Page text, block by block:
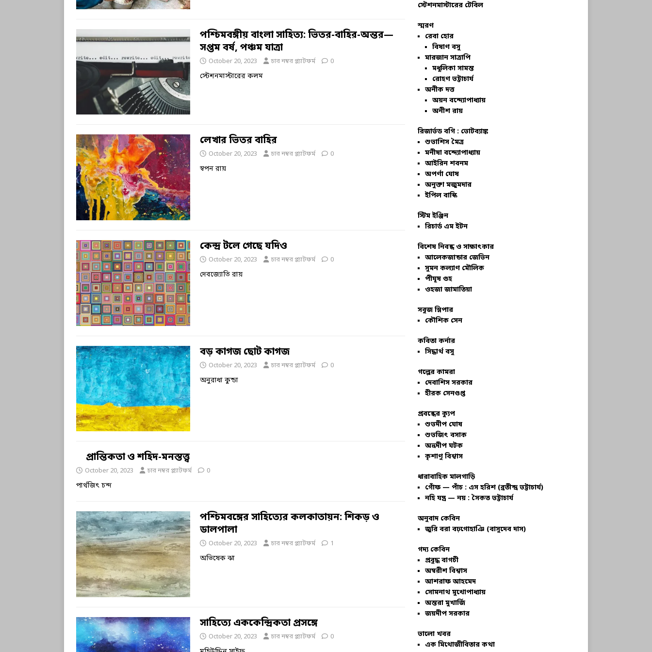
পশ্চিমবঙ্গীয় বাংলা সাহিত্য: ভিতর-বাহির-অন্তর—
সপ্তম বর্ষ, পঞ্চম যাত্রা
October 20, 2023 চার নম্বর প্ল্যাটফর্ম 0
স্টেশনমাস্টারের কলম
লেখার ভিতর বাহির
October 20, 2023 চার নম্বর প্ল্যাটফর্ম 0
স্বপন রায়
কেন্দ্র টলে গেছে যদিও
October 20, 2023 চার নম্বর প্ল্যাটফর্ম 0
দেবজ্যোতি রায়
বড় কাগজ ছোট কাগজ
October 20, 2023 চার নম্বর প্ল্যাটফর্ম 0
অনুরাধা কুন্ডা
প্রান্তিকতা ও শহিদ-মনস্তত্ত্ব
October 20, 2023 চার নম্বর প্ল্যাটফর্ম 0
পার্থজিৎ চন্দ
পশ্চিমবঙ্গের সাহিত্যের কলকাতায়ন: শিকড় ও
ডালপালা
October 20, 2023 চার নম্বর প্ল্যাটফর্ম 1
অভিষেক ঝা
সাহিত্যে এককেন্দ্রিকতা প্রসঙ্গে
October 20, 2023 চার নম্বর প্ল্যাটফর্ম 0
স্টেশনমাস্টারের টেবিল
স্মরণ
রেবা হোর
বিষাণ বসু
মারজান সাত্রাপি
মধুলিকা সামন্ত
রোহণ ভট্টাচার্য
অনীক দত্ত
অয়ন বন্দ্যোপাধ্যায়
অনীশ রায়
রিজার্ভড বগি : ভোটব্যাঙ্ক
শুভাশিস মৈত্র
মনীষা বন্দ্যোপাধ্যায়
আইরিন শবনম
অপর্ণা ঘোষ
অনুক্তা মজুমদার
ইপিল বাস্কি
স্টিম ইঞ্জিন
রিচার্ড এম ইটন
বিশেষ নিবন্ধ ও সাক্ষাৎকার
আলেকজান্ডার জেভিন
সুমন কল্যাণ মৌলিক
পীযূষ গুহ
ওহজা জামাতিয়া
সবুজ স্লিপার
কৌশিক সেন
কবিতা কর্নার
সিদ্ধার্থ বসু
গল্পের কামরা
দেবাশিস সরকার
হীরক সেনগুপ্ত
প্রবন্ধের ক্যুপ
শুভদীপ ঘোষ
শুভজিৎ বসাক
অভ্রদীপ ঘটক
কৃশাণু বিশ্বাস
ধারাবাহিক মালগাড়ি
গোঁফ — পাঁচ : এস হরিশ (ব্রতীন্দ্র ভট্টাচার্য)
নহি যন্ত্র — নয় : সৈকত ভট্টাচার্য
অনুবাদ কেবিন
জুরি বরা বঢ়গোহাঞি (বাসুদেব দাস)
গদ্য কেবিন
প্রবুদ্ধ বাগচী
অম্বরীশ বিশ্বাস
আশরাফ আহমেদ
সোমনাথ মুখোপাধ্যায়
অন্তরা মুখার্জি
জয়দীপ সরকার
ভালো খবর
এক মিথোজীবিতার কথা